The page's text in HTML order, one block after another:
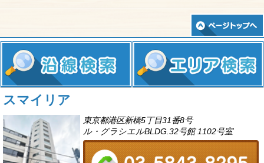
スマイリア
東京都港区新橋5丁目31番8号
ル・グラシエルBLDG.32号館 1102号室